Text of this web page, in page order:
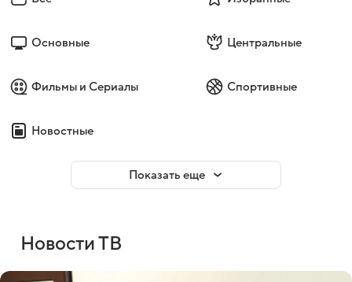
Основные Центральные
Фильмы и Сериалы Спортивные
Новостные
Показать еще
Новости ТВ